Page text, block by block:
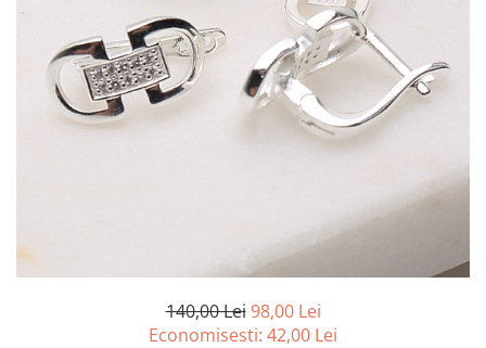
marimea 47
marimea 48
marimea 49
marimea 50
marimea 51
marimea 55
140,00 Lei 98,00 Lei
Economisesti: 42,00 Lei